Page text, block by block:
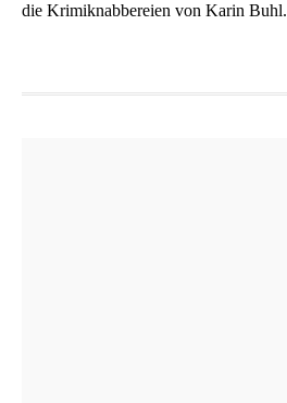
die Kri­mi­knab­be­rei­en von Karin Buhl.